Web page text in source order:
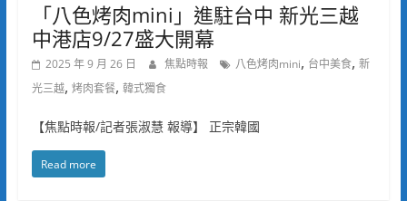
「八色烤肉mini」進駐台中 新光三越
中港店9/27盛大開幕
2025 年 9 月 26 日 焦點時報 八色烤肉mini, 台中美食, 新
光三越, 烤肉套餐, 韓式獨食
【焦點時報/記者張淑慧 報導】 正宗韓國
Read more